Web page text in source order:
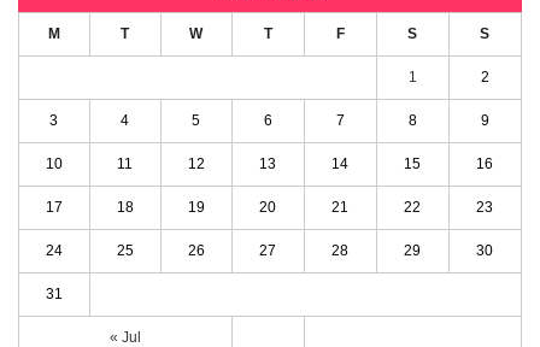
M T W T F S S
« Jul
1 2
3 4 5 6 7 8 9
10 11 12 13 14 15 16
17 18 19 20 21 22 23
24 25 26 27 28 29 30
31